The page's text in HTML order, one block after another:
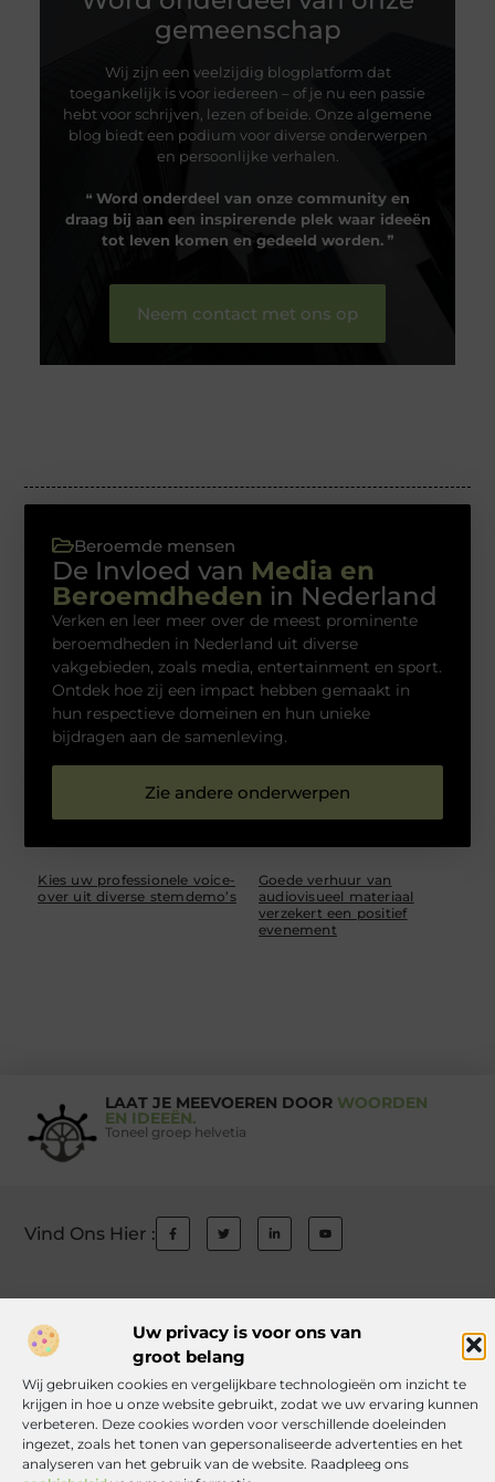
Uw privacy is voor ons van
groot belang
Wij gebruiken cookies en vergelijkbare technologieën om inzicht te
krijgen in hoe u onze website gebruikt, zodat we uw ervaring kunnen
verbeteren. Deze cookies worden voor verschillende doeleinden
ingezet, zoals het tonen van gepersonaliseerde advertenties en het
analyseren van het gebruik van de website. Raadpleeg ons
gemeenschap
Wij zijn een veelzijdig blogplatform dat
toegankelijk is voor iedereen – of je nu een passie
hebt voor schrijven, lezen of beide. Onze algemene
blog biedt een podium voor diverse onderwerpen
en persoonlijke verhalen.
❝ Word onderdeel van onze community en
draag bij aan een inspirerende plek waar ideeën
tot leven komen en gedeeld worden.❞
Neem contact met ons op
Beroemde mensen
De Invloed van Media en
Beroemdheden in Nederland
Verken en leer meer over de meest prominente
beroemdheden in Nederland uit diverse
vakgebieden, zoals media, entertainment en sport.
Ontdek hoe zij een impact hebben gemaakt in
hun respectieve domeinen en hun unieke
bijdragen aan de samenleving.
Zie andere onderwerpen
Kies uw professionele voice-
over uit diverse stemdemo’s
Goede verhuur van
audiovisueel materiaal
verzekert een positief
evenement
LAAT JE MEEVOEREN DOOR WOORDEN
EN IDEEËN.
Toneel groep helvetia
Vind Ons Hier :
Beroemdheden Uit de Media Partners Over ons Ons team
Auteur worden Website index
Links kopen Nederland: wat jij moet weten voordat je de knoop doorhakt
Manieren om geld te verdienen met jouw website: zo haal je er alles uit